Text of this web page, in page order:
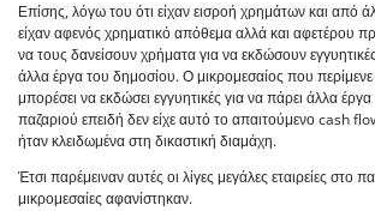
Επίσης, λόγω του ότι είχαν εισροή χρημάτων και από
είχαν αφενός χρηματικό απόθεμα αλλά και αφετέρου
να τους δανείσουν χρήματα για να εκδώσουν
άλλα έργα του δημοσίου. Ο μικρομεσαίος που περίμενε
μπορέσει να εκδώσει εγγυητικές για να πάρει άλλα
παζαριού επειδή δεν είχε αυτό το απαιτούμενο cash
ήταν κλειδωμένα στη δικαστική διαμάχη.
Έτσι παρέμειναν αυτές οι λίγες μεγάλες εταιρείες στο
μικρομεσαίες αφανίστηκαν.